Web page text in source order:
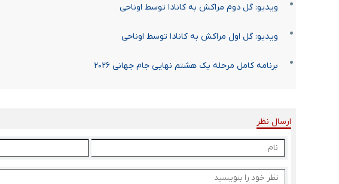
ویدیو: گل دوم مراکش به کانادا توسط اوناحی
ویدیو: گل اول مراکش به کانادا توسط اوناحی
برنامه کامل مرحله یک هشتم نهایی جام جهانی ۲۰۲۶
ارسال نظر